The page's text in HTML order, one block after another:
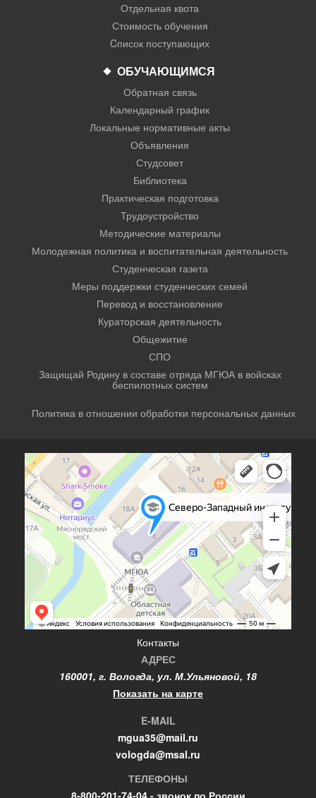
Отдельная квота
Стоимость обучения
Cписок поступающих
ОБУЧАЮЩИМСЯ
Обратная связь
Календарный график
Локальные нормативные акты
Объявления
Студсовет
Библиотека
Практическая подготовка
Трудоустройство
Методические материалы
Молодежная политика и воспитательная деятельность
Студенческая газета
Меры поддержки студенческих семей
Перевод и восстановление
Кураторская деятельность
Общежитие
СПО
Защищай Родину в составе отряда МГЮА в войсках
беспилотных систем
Политика в отношении обработки персональных данных
Контакты
АДРЕС
160001, г. Вологда, ул. М.Ульяновой, 18
Показать на карте
E-MAIL
mgua35@mail.ru
vologda@msal.ru
ТЕЛЕФОНЫ
8-800-201-74-04 - звонок по России